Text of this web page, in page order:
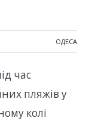
ОДЕСА
час
пляжів у
колі